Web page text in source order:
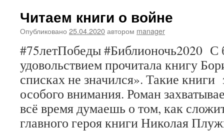
Читаем книги о войне
Опубликовано 25.04.2020автором manager
#75летПобеды #Библионочь2020
удовольствием прочитала книгу
списках не значился». Такие
особого внимания. Роман
всё время думаешь о том, как
главного героя книги Николая